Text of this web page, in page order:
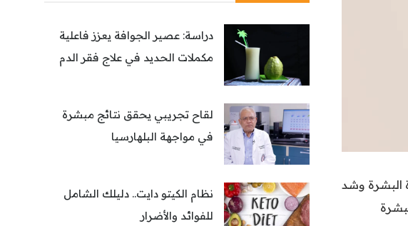
البشرة وشد
دراسة: عصير الجوافة يعزز فاعلية
مكملات الحديد في علاج فقر الدم
لقاح تجريبي يحقق نتائج مبشرة
في مواجهة البلهارسيا
نظام الكيتو دايت.. دليلك الشامل
للفوائد والأضرار